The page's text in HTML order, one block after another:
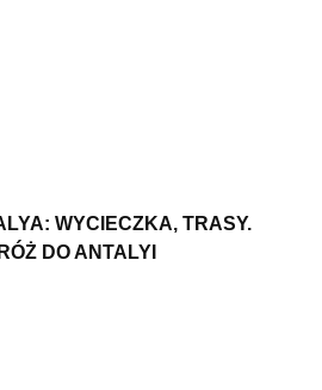
WYCIECZKA, TRASY.
DO ANTALYI